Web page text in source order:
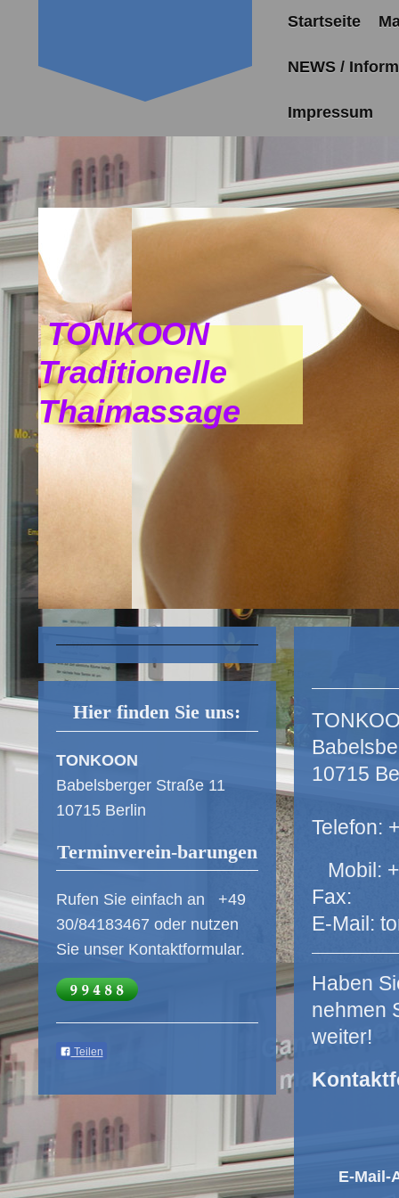
Startseite
NEWS /
Impressum
TONKOON
Traditionelle
Thaimassage
10715
Telefon:
Mobil:
Fax:
E-Mail:
Haben
nehmen
weiter!
E-Mail-
Hier finden Sie uns:
TONKOON
Babelsberger Straße 11
10715 Berlin
Terminverein-barungen
Rufen Sie einfach an +49
30/84183467 oder nutzen
Sie unser Kontaktformular.
Teilen